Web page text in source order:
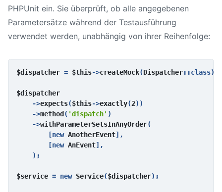
PHPUnit ein. Sie überprüft, ob alle angegebenen
Parametersätze während der Testausführung
verwendet werden, unabhängig von ihrer Reihenfolge:
$dispatcher = $this->createMock(Dispatcher::class);
$dispatcher
->expects($this->exactly(2))
    ->
method ( 'dispatch' )
    ->
withParameterSetsInAnyOrder(
        [new
AnotherEvent],
        [new
AnEvent],
    );
$service = new Service($dispatcher);